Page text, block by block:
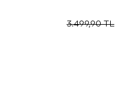
3.499,90TL